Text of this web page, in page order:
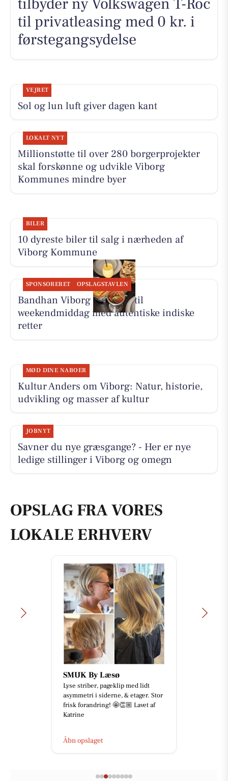
til privatleasing med 0 kr. i
førstegangsydelse
VEJRET
Sol og lun luft giver dagen kant
LOKALT NYT
Millionstøtte til over 280 borgerprojekter
skal forskønne og udvikle Viborg
Kommunes mindre byer
BILER
10 dyreste biler til salg i nærheden af
Viborg Kommune
SPONSORERET OPSLAGSTAVLEN
Bandhan Viborg inviterer til
weekendmiddag med autentiske indiske
retter
MØD DINE NABOER
Kultur Anders om Viborg: Natur, historie,
udvikling og masser af kultur
JOBNYT
Savner du nye græsgange? - Her er nye
ledige stillinger i Viborg og omegn
OPSLAG FRA VORES
LOKALE ERHVERV
SMUK By Læsø
Lyse striber, pageklip med lidt
asymmetri i siderne, & etager. Stor
frisk forandring! 🤩👏🏼 Lavet af
Katrine
Åbn opslaget